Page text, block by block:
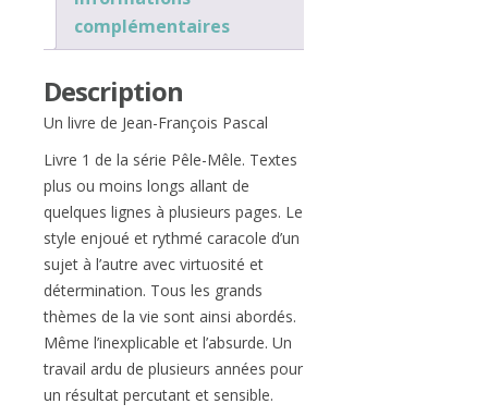
complémentaires
Description
Un livre de Jean-François Pascal
Livre 1 de la série Pêle-Mêle. Textes
plus ou moins longs allant de
quelques lignes à plusieurs pages. Le
style enjoué et rythmé caracole d’un
sujet à l’autre avec virtuosité et
détermination. Tous les grands
thèmes de la vie sont ainsi abordés.
Même l’inexplicable et l’absurde. Un
travail ardu de plusieurs années pour
un résultat percutant et sensible.